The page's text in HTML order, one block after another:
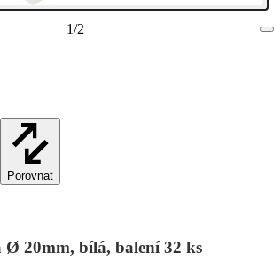
1/2
Porovnat
Ø 20mm, bílá, balení 32 ks